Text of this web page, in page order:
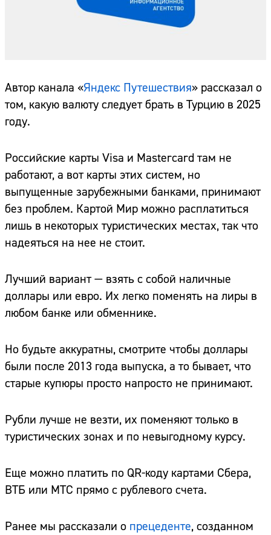
Автор канала «Яндекс Путешествия» рассказал о
том, какую валюту следует брать в Турцию в 2025
году.
Российские карты Visa и Mastercard там не
работают, а вот карты этих систем, но
выпущенные зарубежными банками, принимают
без проблем. Картой Мир можно расплатиться
лишь в некоторых туристических местах, так что
надеяться на нее не стоит.
Лучший вариант — взять с собой наличные
доллары или евро. Их легко поменять на лиры в
любом банке или обменнике.
Но будьте аккуратны, смотрите чтобы доллары
были после 2013 года выпуска, а то бывает, что
старые купюры просто напросто не принимают.
Рубли лучше не везти, их поменяют только в
туристических зонах и по невыгодному курсу.
Еще можно платить по QR-коду картами Сбера,
ВТБ или МТС прямо с рублевого счета.
Ранее мы рассказали о прецеденте, созданном